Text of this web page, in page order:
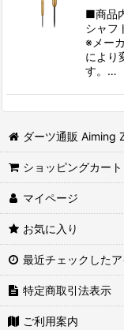
■商品
シャ
※メー
により
す。…
ダーツ通販 Aiming
ショッピングカート
マイページ
お気に入り
最近チェックした
特定商取引法表示
ご利用案内